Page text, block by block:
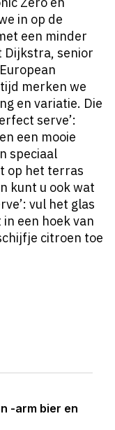
in op de
een minder
Dijkstra, senior
merken we
en variatie. Die
serve’:
een mooie
speciaal
op het terras
kunt u ook wat
vul het glas
een hoek van
citroen toe
-arm bier en